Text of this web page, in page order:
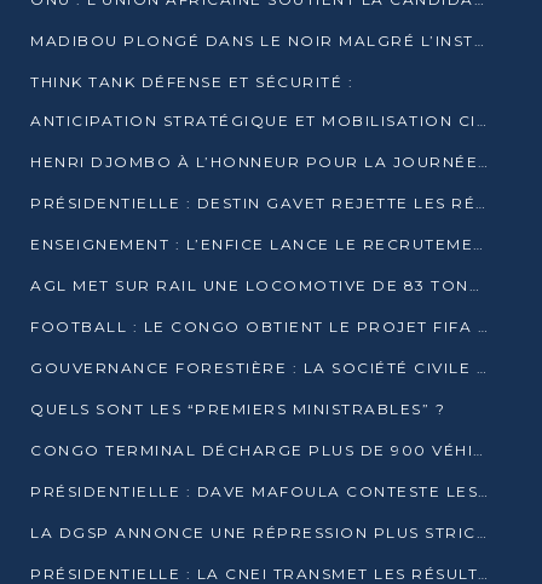
MADIBOU PLONGÉ DANS LE NOIR MALGRÉ L’INSTALLATION D’UN NOUVEAU TRANSFORMATEUR
THINK TANK DÉFENSE ET SÉCURITÉ :
ANTICIPATION STRATÉGIQUE ET MOBILISATION CITOYENNE POUR NOTRE SOUVERAINETÉ NATIONALE
HENRI DJOMBO À L’HONNEUR POUR LA JOURNÉE MONDIALE DU THÉÂTRE
PRÉSIDENTIELLE : DESTIN GAVET REJETTE LES RÉSULTATS ET APPELLE À UN DIALOGUE NATIONAL
ENSEIGNEMENT : L’ENFICE LANCE LE RECRUTEMENT DE SA PREMIÈRE PROMOTION DE PROFESSEURS DES ÉCOLES
AGL MET SUR RAIL UNE LOCOMOTIVE DE 83 TONNES À POINTE-NOIRE
FOOTBALL : LE CONGO OBTIENT LE PROJET FIFA ARENA POUR SES 15 DÉPARTEMENTS
GOUVERNANCE FORESTIÈRE : LA SOCIÉTÉ CIVILE CONGOLAISE AFFICHE SES PRIORITÉS POUR 2026
QUELS SONT LES “PREMIERS MINISTRABLES” ?
CONGO TERMINAL DÉCHARGE PLUS DE 900 VÉHICULES EN QUELQUES HEURES
PRÉSIDENTIELLE : DAVE MAFOULA CONTESTE LES RÉSULTATS PROVISOIRES
LA DGSP ANNONCE UNE RÉPRESSION PLUS STRICTE CONTRE LES MOTO-TAXIS
PRÉSIDENTIELLE : LA CNEI TRANSMET LES RÉSULTATS PROVISOIRES À LA COUR CONSTITUTIONNELLE